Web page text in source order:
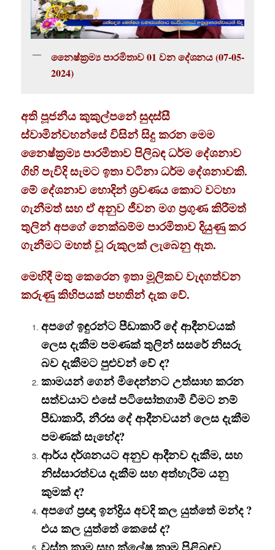
නෛෂ්ක්‍ර‍ම්‍ය පාරමිතාව 01 වන දේශනය (07-05-
2024)
අති පූජනීය කුකුල්පනේ සුදස්සී
ස්වාමින්වහන්සේ විසින් සිදු කරන මෙම
නෛෂ්ක්‍ර‍ම්‍ය පාරමිතාව පිලිබඳ ධර්ම දේශනාව
ගිහි පැවිදි සැමට ඉතා වටිනා ධර්ම දේශනාවකි.
මේ දේශනාව හොදින් ශ්‍රවණය කොට වටහා
ගැනීමත් සහ ඒ අනුව ජීවන මග ප්‍රගුණ කිරීමත්
තුලින් අපගේ නෙක්ඛම්ම පාරමිතාව දියුණු කර
ගැනීමට මහත් වූ රුකුලක් ලැබෙනු ඇත.
මෙහිදී මතු කෙරෙන ඉතා මූලිකව වැදගත්වන
කරුණු කිහිපයක් පහතින් දැක වේ.
අපගේ ඉඳුරන්ට පීඩාකාරී දේ ආදීනවයක්
ලෙස දැකීම පමණක් තුලින් සසරේ නිසරු
බව දැකීමට පුළුවන් වේ ද?
කාමයන් ගෙන් මිදෙන්නට උත්සාහ කරන
සත්වයාට එසේ පටිසෝතගාමී වීමට නම්
පීඩාකාරී, නීරස දේ ආදීනවයන් ලෙස දැකීම
පමණක් සැහේද?
ආර්ය දර්ශනයට අනුව ආදීනව දැකීම, සහ
නිස්සාරත්වය දැකීම සහ අත්හැරීම යනු
කුමක් ද?
අපගේ ප්‍රඥා ඉන්ද්‍රිය අවදි කල යුත්තේ මන්ද ?
එය කල යුත්තේ කෙසේ ද?